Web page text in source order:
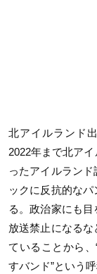
北アイルランド
2022年まで北ア
ったアイルラン
ックに反抗的な
る。政治家にも
放送禁止になる
ていることから
すバンド”という呼